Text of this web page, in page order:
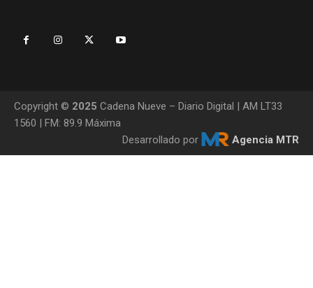
Copyright © 2025 Cadena Nueve – Diario Digital | AM LT33
1560 | FM: 89.9 Máxima
Desarrollado por
Agencia MTR